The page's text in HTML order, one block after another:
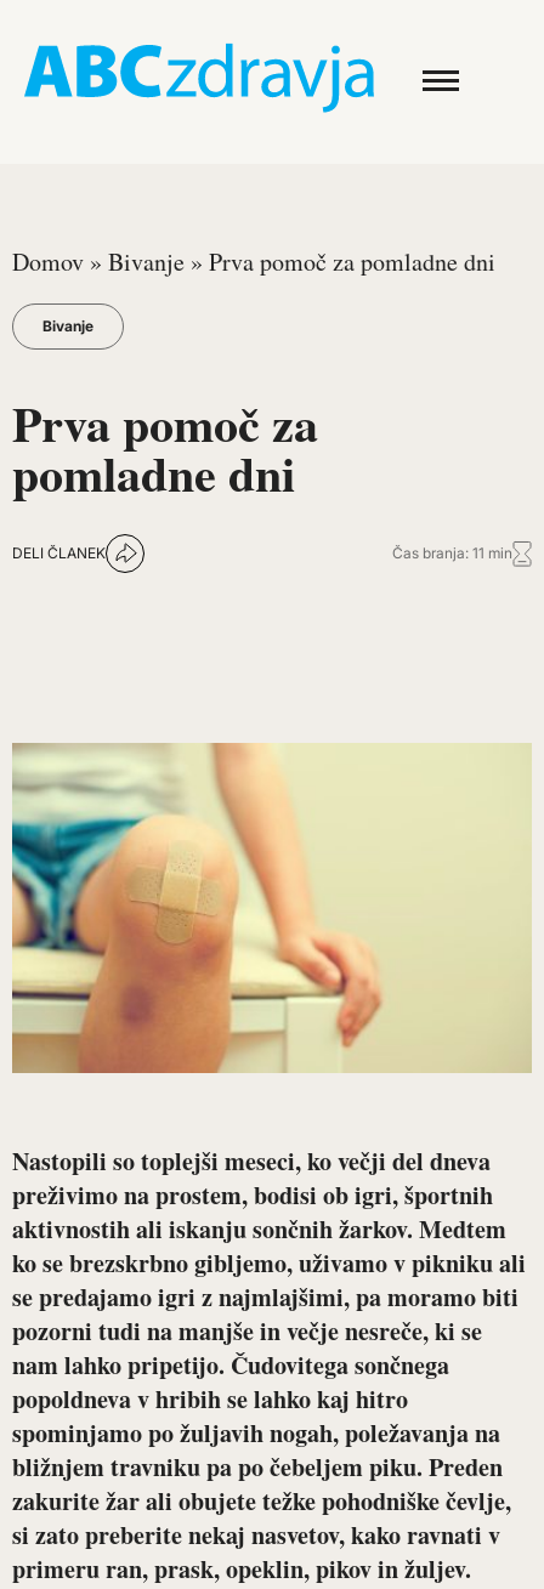
Domov » Bivanje » Prva pomoč za pomladne dni
Bivanje
Prva pomoč za
pomladne dni
DELI ČLANEK Čas branja: 11 min
Nastopili so toplejši meseci, ko večji del dneva
preživimo na prostem, bodisi ob igri, športnih
aktivnostih ali iskanju sončnih žarkov. Medtem
ko se brezskrbno gibljemo, uživamo v pikniku ali
se predajamo igri z najmlajšimi, pa moramo biti
pozorni tudi na manjše in večje nesreče, ki se
nam lahko pripetijo. Čudovitega sončnega
popoldneva v hribih se lahko kaj hitro
spominjamo po žuljavih nogah, poležavanja na
bližnjem travniku pa po čebeljem piku. Preden
zakurite žar ali obujete težke pohodniške čevlje,
si zato preberite nekaj nasvetov, kako ravnati v
primeru ran, prask, opeklin, pikov in žuljev.